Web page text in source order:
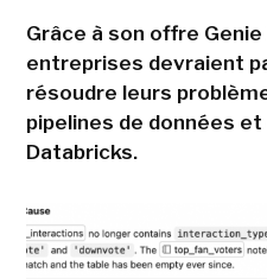
Grâce à son offre
entreprises devraient
résoudre leurs
pipelines de données
Databricks.